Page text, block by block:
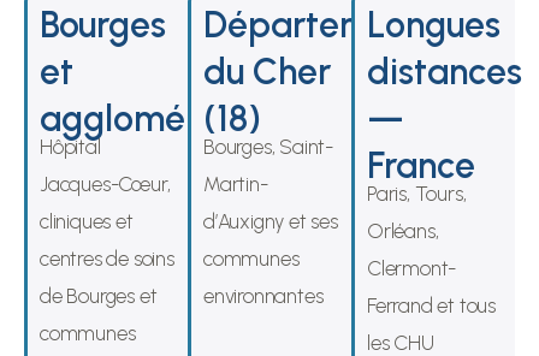
Bourges
et
agglomération
Hôpital
Jacques-Cœur,
cliniques et
centres de soins
de Bourges et
communes
Département
du Cher
(18)
Bourges, Saint-
Martin-
d’Auxigny et ses
communes
environnantes
Longues
distances
—
France
Paris, Tours,
Orléans,
Clermont-
Ferrand et tous
les CHU